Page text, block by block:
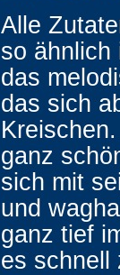
Alle
so ähnlich
das
das sich
ganz
sich mit
und
ganz tief
es schnell